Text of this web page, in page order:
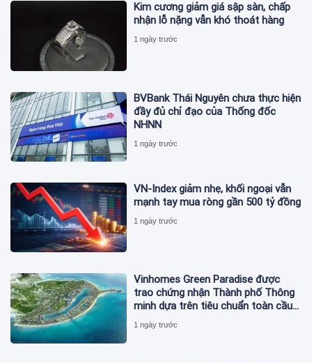
Kim cương giảm giá sập sàn, chấp
nhận lỗ nặng vẫn khó thoát hàng
1 ngày trước
BVBank Thái Nguyên chưa thực hiện
đầy đủ chỉ đạo của Thống đốc
NHNN
1 ngày trước
VN-Index giảm nhẹ, khối ngoại vẫn
mạnh tay mua ròng gần 500 tỷ đồng
1 ngày trước
Vinhomes Green Paradise được
trao chứng nhận Thành phố Thông
minh dựa trên tiêu chuẩn toàn cầu
ISO 37122
1 ngày trước